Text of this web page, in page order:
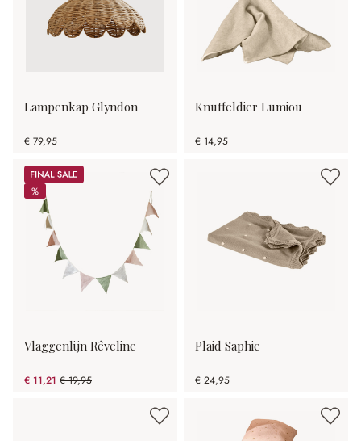
Lampenkap Glyndon
€ 79,95
Knuffeldier Lumiou
€ 14,95
Sale
%
%
Vlaggenlijn Rêveline
€ 11,21 € 19,95
(43.81% gespart)
Plaid Saphie
€ 24,95